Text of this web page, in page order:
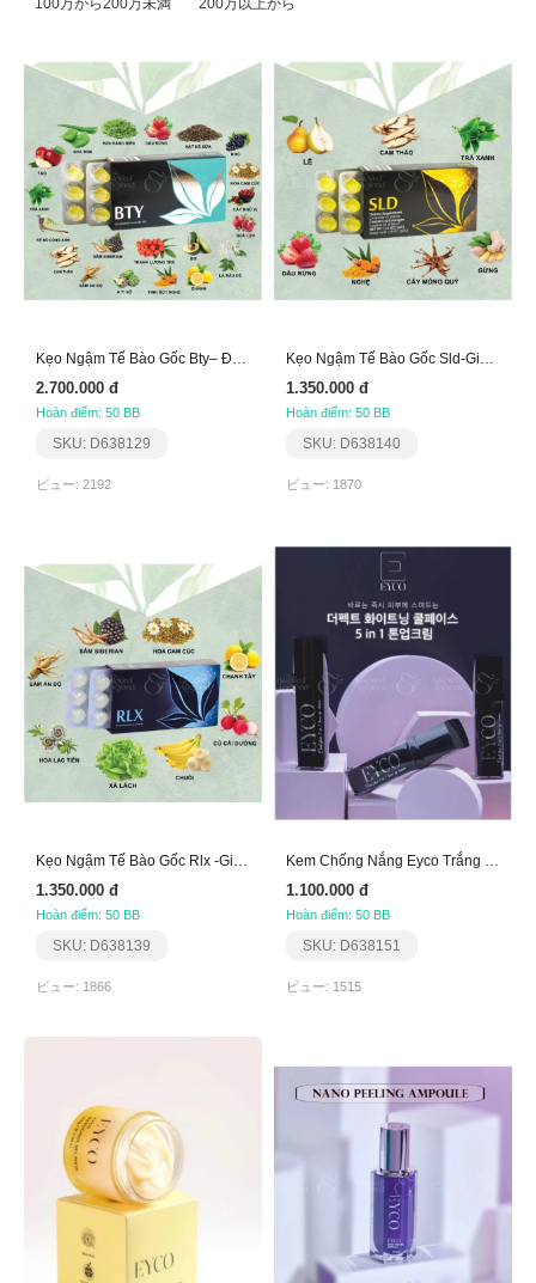
100万から200万未満 200万以上から
Kẹo Ngậm Tế Bào Gốc Bty– Đẹp Toàn Diện Aplgo
2.700.000 đ
Hoàn điểm: 50 BB
SKU: D638129
ビュー: 2192
Kẹo Ngậm Tế Bào Gốc Sld-Giúp Trơn Trượt Khớp Xương
1.350.000 đ
Hoàn điểm: 50 BB
SKU: D638140
ビュー: 1870
Kẹo Ngậm Tế Bào Gốc Rlx -Giảm Stress Giúp Ngủ Ngon
1.350.000 đ
Hoàn điểm: 50 BB
SKU: D638139
ビュー: 1866
Kem Chống Nắng Eyco Trắng Da Băng Tan 5In 1
1.100.000 đ
Hoàn điểm: 50 BB
SKU: D638151
ビュー: 1515